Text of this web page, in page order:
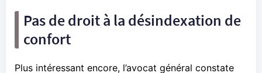
Pas de droit à la désindexation de
confort
Plus intéressant encore, l’avocat général constate